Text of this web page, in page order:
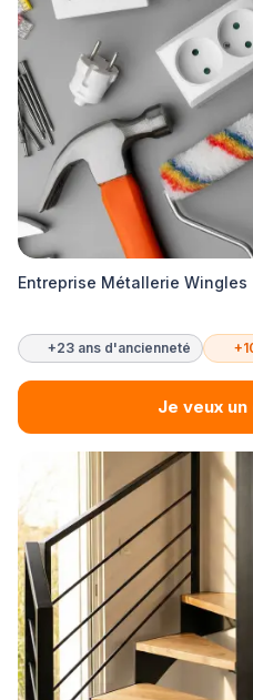
Entreprise Métallerie Wingles
+23 ans d'ancienneté
Je veux